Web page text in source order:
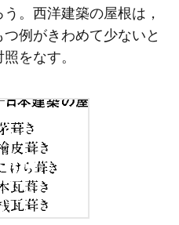
。西洋建築の屋根は，
例がきわめて少ないと
をなす。